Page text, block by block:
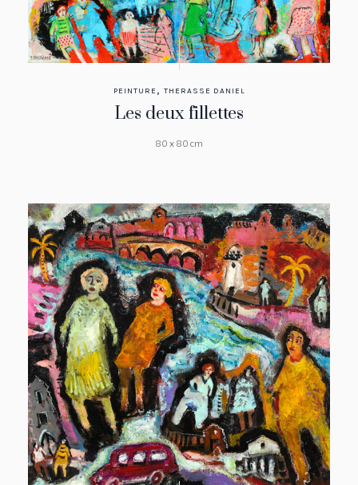
PEINTURE , THERASSE DANIEL
Les deux fillettes
80 x 80 cm